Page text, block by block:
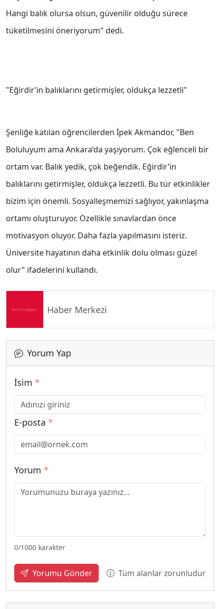
Hangi balık olursa olsun, güvenilir olduğu sürece
tüketilmesini öneriyorum" dedi.
"Eğirdir’in balıklarını getirmişler, oldukça lezzetli"
Şenliğe katılan öğrencilerden İpek Akmandor, "Ben
Boluluyum ama Ankara’da yaşıyorum. Çok eğlenceli bir
ortam var. Balık yedik, çok beğendik. Eğirdir’in
balıklarını getirmişler, oldukça lezzetli. Bu tür etkinlikler
bizim için önemli. Sosyalleşmemizi sağlıyor, yakınlaşma
ortamı oluşturuyor. Özellikle sınavlardan önce
motivasyon oluyor. Daha fazla yapılmasını isteriz.
Üniversite hayatının daha etkinlik dolu olması güzel
olur" ifadelerini kullandı.
Haber Merkezi
Yorum Yap
İsim *
E-posta *
Yorum *
0/1000 karakter
Yorumu Gönder Tüm alanlar zorunludur